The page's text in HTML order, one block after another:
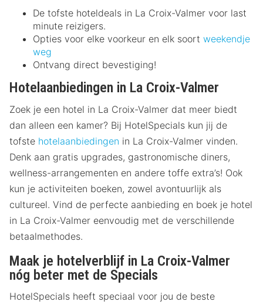
De tofste hoteldeals in La Croix-Valmer voor last
minute reizigers.
Opties voor elke voorkeur en elk soort weekendje
weg
Ontvang direct bevestiging!
Hotelaanbiedingen in La Croix-Valmer
Zoek je een hotel in La Croix-Valmer dat meer biedt
dan alleen een kamer? Bij HotelSpecials kun jij de
tofste hotelaanbiedingen in La Croix-Valmer vinden.
Denk aan gratis upgrades, gastronomische diners,
wellness-arrangementen en andere toffe extra’s! Ook
kun je activiteiten boeken, zowel avontuurlijk als
cultureel. Vind de perfecte aanbieding en boek je hotel
in La Croix-Valmer eenvoudig met de verschillende
betaalmethodes.
Maak je hotelverblijf in La Croix-Valmer
nóg beter met de Specials
HotelSpecials heeft speciaal voor jou de beste